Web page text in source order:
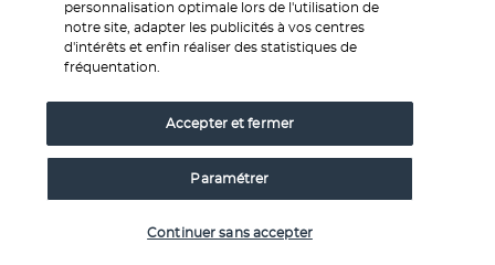
Départ, après le petit-déjeuner, en direction de la Vallée
d’un climat agréable et de sols fertiles dont les Incas ont su
tirer profit.
habitants locaux qui réalisent leurs activités de tissage
personnalisation optimale lors de l'utilisation de
notre site, adapter les publicités à vos centres
d'intérêts et enfin réaliser des statistiques de
fréquentation.
Paramétrer
Continuer sans accepter
Accepter et fermer